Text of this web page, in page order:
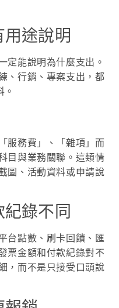
途說明
定能說明為什麼支出。
、行銷、專案支出，都
。
服務費」、「雜項」而
目與業務關聯。這類情
圖、活動資料或申請說
錄不同
台點數、刷卡回饋、匯
票金額和付款紀錄對不
，而不是只接受口頭說